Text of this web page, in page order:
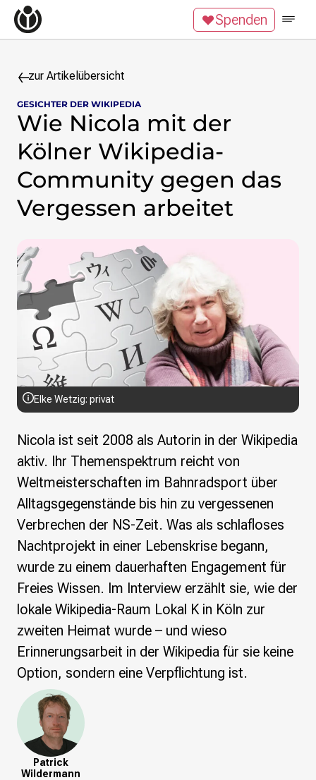
Zum Inhalt überspringen
Wikipedia unterstützen
Spenden
Mitmachen
News
Blog
Veranstaltungen
Publikationen
Tech News
Digitales Ehrenamt
Freie Bildung
Freie Inhalte
Wissensgerechtigkeit
Krieg gegen die Ukraine
Wikimedia Deutschland wird 20!
Projekte
Featured
Wikipedia
Wikidata
Initiativen für freies Wisses
Bündnis Freie Bildung
Bündnis F5
Das ABC des Freien Wissens
Das WikiLibrary Manifest
GLAM – Kultur- und Gedächtnisinstitutionen
Lizenzhinweisgenerator
Monsters of Law
Projekt Technische Wünsche
re•shape
Verschlusssache Prüfung
Wissen. Macht. Gerechtigkeit.
Wikipedia-Schwesterprojekte
MediaWiki
Wikibase
Wikibooks
Wikisource
Spenden
zur Artikelübersicht
GESICHTER DER WIKIPEDIA
Wie Nicola mit der
Kölner Wikipedia-
Community gegen das
Vergessen arbeitet
Elke Wetzig: privat
Nicola ist seit 2008 als Autorin in der Wikipedia
aktiv. Ihr Themenspektrum reicht von
Weltmeisterschaften im Bahnradsport über
Alltagsgegenstände bis hin zu vergessenen
Verbrechen der NS-Zeit. Was als schlafloses
Nachtprojekt in einer Lebenskrise begann,
wurde zu einem dauerhaften Engagement für
Freies Wissen. Im Interview erzählt sie, wie der
lokale Wikipedia-Raum Lokal K in Köln zur
zweiten Heimat wurde – und wieso
Erinnerungsarbeit in der Wikipedia für sie keine
Option, sondern eine Verpflichtung ist.
Patrick
Wildermann